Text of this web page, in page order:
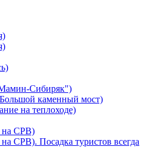
Сибиряк")
каменный мост)
на теплоходе)
на СРВ)
СРВ). Посадка туристов всегда